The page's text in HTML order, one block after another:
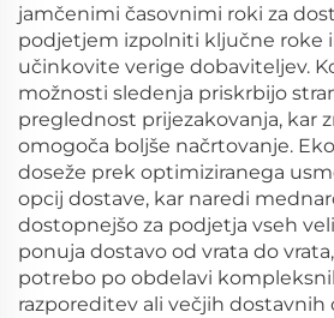
jamčenimi časovnimi roki za
podjetjem izpolniti ključne roke
učinkovite verige dobaviteljev.
možnosti sledenja priskrbijo
preglednost prijezakovanja, kar
omogoča boljše načrtovanje.
doseže prek optimiziranega
opcij dostave, kar naredi
dostopnejšo za podjetja vseh
ponuja dostavo od vrata do
potrebo po obdelavi
razporeditev ali večjih dostavnih